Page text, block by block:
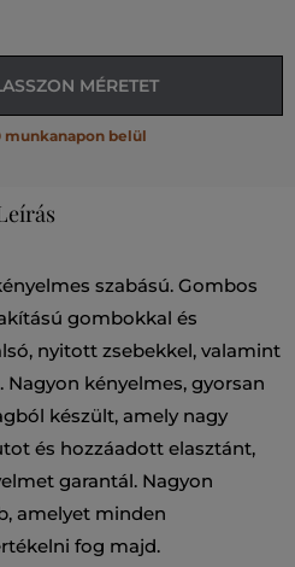
MÉRETET
munkanapon belül
szabású. Gombos
gombokkal és
nyitott zsebekkel, valamint
kényelmes, gyorsan
készült, amely nagy
és hozzáadott elasztánt,
garantál. Nagyon
amelyet minden
fog majd.